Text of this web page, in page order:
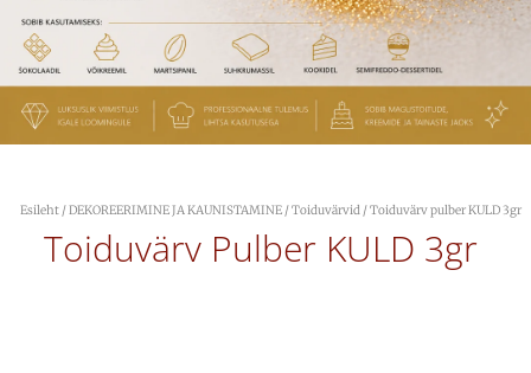
Esileht /DEKOREERIMINE JA KAUNISTAMINE /Toiduvärvid / Toiduvärv pulber KULD 3gr
Toiduvärv Pulber KULD 3gr